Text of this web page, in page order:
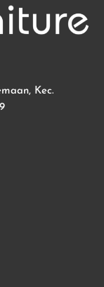
Kec.